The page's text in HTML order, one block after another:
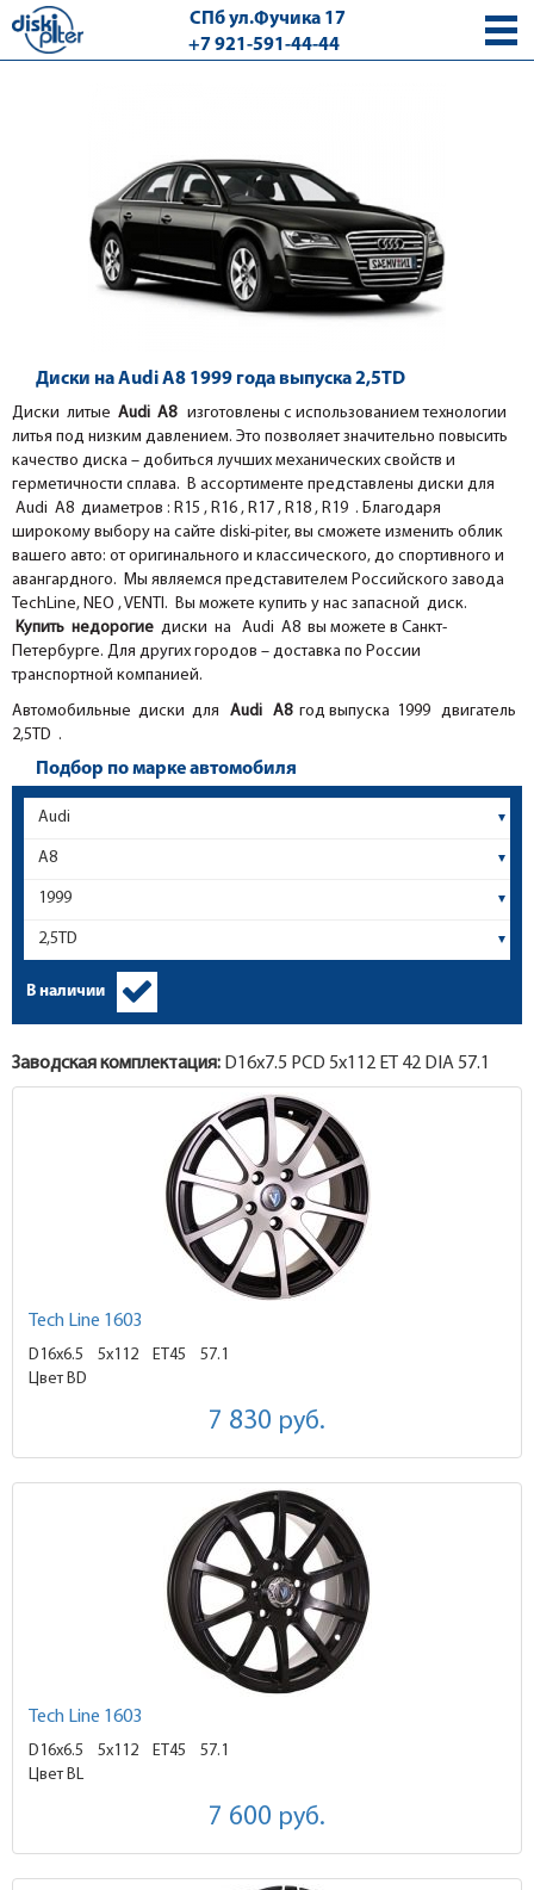
СПб ул.Фучика 17
+7 921-591-44-44
Диски на Audi A8 1999 года выпуска 2,5TD
Диски литые Audi A8 изготовлены с использованием технологии
литья под низким давлением. Это позволяет значительно повысить
качество диска – добиться лучших механических свойств и
герметичности сплава. В ассортименте представлены диски для
Audi A8 диаметров : R15 , R16 , R17 , R18 , R19 . Благодаря
широкому выбору на сайте diski-piter, вы сможете изменить облик
вашего авто: от оригинального и классического, до спортивного и
авангардного. Мы являемся представителем Российского завода
TechLine, NEO , VENTI. Вы можете купить у нас запасной диск.
Купить недорогие диски на Audi A8 вы можете в Санкт-
Петербурге. Для других городов – доставка по России
транспортной компанией.
Автомобильные диски для
Audi A8год выпуска 1999 двигатель
2,5TD .
Подбор по марке автомобиля
В наличии
Заводская комплектация: D16x7.5 PCD 5x112 ET 42 DIA 57.1
Tech Line 1603
D16x6.5 5x112 ET45
57.1
Цвет BD
7 830 руб.
Tech Line 1603
D16x6.5 5x112 ET45
57.1
Цвет BL
7 600 руб.